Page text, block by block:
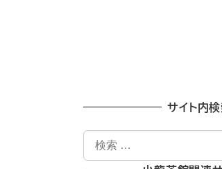
サイト内
索